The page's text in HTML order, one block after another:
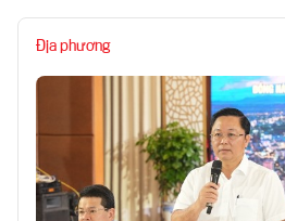
Địa phương